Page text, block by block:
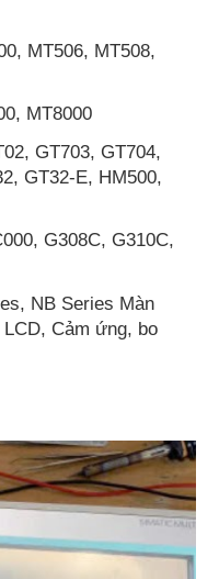
MT506, MT508,
MT8000
GT703, GT704,
GT32-E, HM500,
G308C, G310C,
NB Series Màn
Cảm ứng, bo